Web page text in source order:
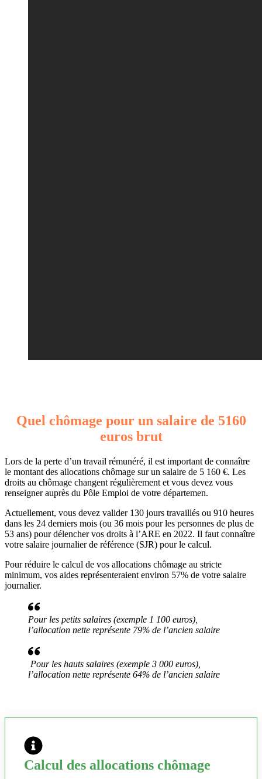
Quel chômage pour un salaire de 5160
euros brut
Lors de la perte d’un travail rémunéré, il est important de connaître
le montant des allocations chômage sur un salaire de 5 160 €. Les
droits au chômage changent régulièrement et vous devez vous
renseigner auprès du Pôle Emploi de votre départemen.
Actuellement, vous devez valider 130 jours travaillés ou 910 heures
dans les 24 derniers mois (ou 36 mois pour les personnes de plus de
53 ans) pour délencher vos droits à l’ARE en 2022. Il faut connaître
votre salaire journalier de référence (SJR) pour le calcul.
Pour réduire le calcul de vos allocations chômage au stricte
minimum, vos aides représenteraient environ 57% de votre salaire
journalier.
Pour les petits salaires (exemple 1 100 euros),
l’allocation nette représente 79% de l’ancien salaire
Pour les hauts salaires (exemple 3 000 euros),
l’allocation nette représente 64% de l’ancien salaire
Calcul des allocations chômage